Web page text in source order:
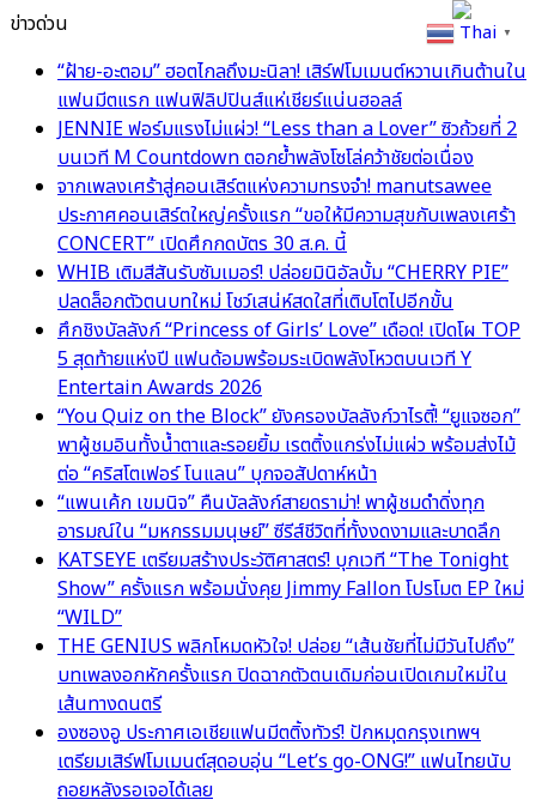
ข่าวด่วน
“ฝ้าย-อะตอม” ฮอตไกลถึงมะนิลา! เสิร์ฟโมเมนต์หวานเกินต้านใน
แฟนมีตแรก แฟนฟิลิปปินส์แห่เชียร์แน่นฮอลล์
JENNIE ฟอร์มแรงไม่แผ่ว! “Less than a Lover” ซิวถ้วยที่ 2
บนเวที M Countdown ตอกย้ำพลังโซโล่คว้าชัยต่อเนื่อง
จากเพลงเศร้าสู่คอนเสิร์ตแห่งความทรงจำ! manutsawee
ประกาศคอนเสิร์ตใหญ่ครั้งแรก “ขอให้มีความสุขกับเพลงเศร้า
CONCERT” เปิดศึกกดบัตร 30 ส.ค. นี้
WHIB เติมสีสันรับซัมเมอร์! ปล่อยมินิอัลบั้ม “CHERRY PIE”
ปลดล็อกตัวตนบทใหม่ โชว์เสน่ห์สดใสที่เติบโตไปอีกขั้น
ศึกชิงบัลลังก์ “Princess of Girls’ Love” เดือด! เปิดโผ TOP
5 สุดท้ายแห่งปี แฟนด้อมพร้อมระเบิดพลังโหวตบนเวที Y
Entertain Awards 2026
“You Quiz on the Block” ยังครองบัลลังก์วาไรตี้! “ยูแจซอก”
พาผู้ชมอินทั้งน้ำตาและรอยยิ้ม เรตติ้งแกร่งไม่แผ่ว พร้อมส่งไม้
ต่อ “คริสโตเฟอร์ โนแลน” บุกจอสัปดาห์หน้า
“แพนเค้ก เขมนิจ” คืนบัลลังก์สายดราม่า! พาผู้ชมดำดิ่งทุก
อารมณ์ใน “มหกรรมมนุษย์” ซีรีส์ชีวิตที่ทั้งงดงามและบาดลึก
KATSEYE เตรียมสร้างประวัติศาสตร์! บุกเวที “The Tonight
Show” ครั้งแรก พร้อมนั่งคุย Jimmy Fallon โปรโมต EP ใหม่
“WILD”
THE GENIUS พลิกโหมดหัวใจ! ปล่อย “เส้นชัยที่ไม่มีวันไปถึง”
บทเพลงอกหักครั้งแรก ปิดฉากตัวตนเดิมก่อนเปิดเกมใหม่ใน
เส้นทางดนตรี
องซองอู ประกาศเอเชียแฟนมีตติ้งทัวร์! ปักหมุดกรุงเทพฯ
เตรียมเสิร์ฟโมเมนต์สุดอบอุ่น “Let’s go-ONG!” แฟนไทยนับ
ถอยหลังรอเจอได้เลย
Thai ▼